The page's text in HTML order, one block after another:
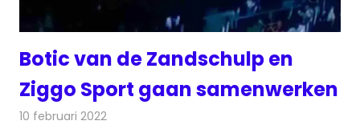
Botic van de Zandschulp en
Ziggo Sport gaan samenwerken
10 februari 2022